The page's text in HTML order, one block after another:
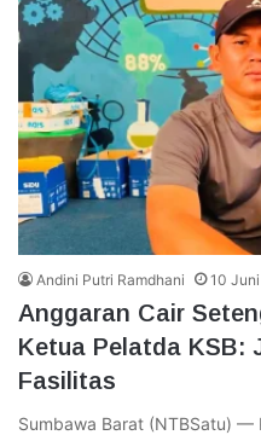
Andini Putri Ramdhani 10
Anggaran Cair
Ketua Pelatda KSB:
Fasilitas
Sumbawa Barat (NTBSatu) —